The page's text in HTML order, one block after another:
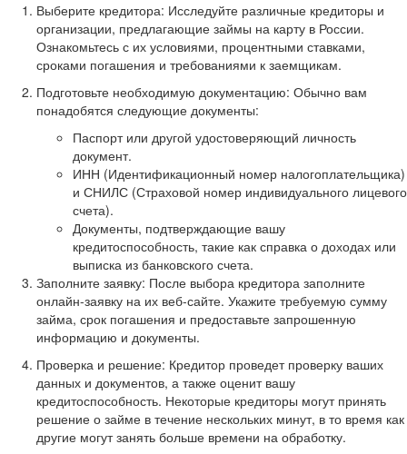
Выберите кредитора: Исследуйте различные кредиторы и
организации, предлагающие займы на карту в России.
Ознакомьтесь с их условиями, процентными ставками,
сроками погашения и требованиями к заемщикам.
Подготовьте необходимую документацию: Обычно вам
понадобятся следующие документы:
Паспорт или другой удостоверяющий личность
документ.
ИНН (Идентификационный номер налогоплательщика)
и СНИЛС (Страховой номер индивидуального лицевого
счета).
Документы, подтверждающие вашу
кредитоспособность, такие как справка о доходах или
выписка из банковского счета.
Заполните заявку: После выбора кредитора заполните
онлайн-заявку на их веб-сайте. Укажите требуемую сумму
займа, срок погашения и предоставьте запрошенную
информацию и документы.
Проверка и решение: Кредитор проведет проверку ваших
данных и документов, а также оценит вашу
кредитоспособность. Некоторые кредиторы могут принять
решение о займе в течение нескольких минут, в то время как
другие могут занять больше времени на обработку.